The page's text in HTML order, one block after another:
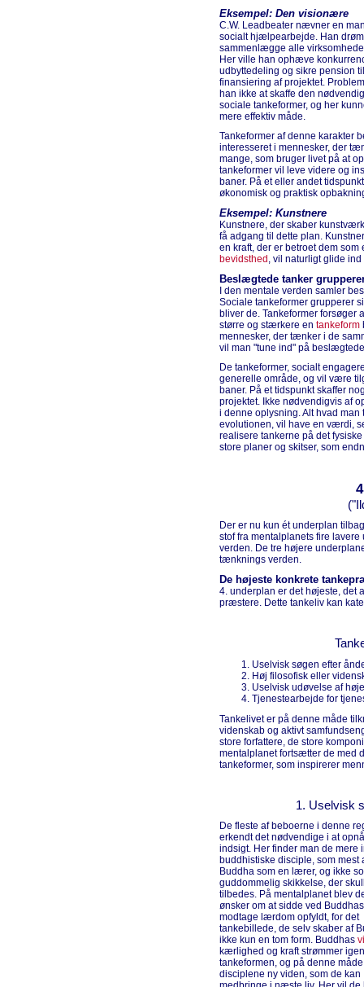
Eksempel: Den visionære
C.W. Leadbeater nævner en
socialt hjælpearbejde. Han
sammenlægge alle
Her ville han ophæve
udbyttedeling og sikre pension
finansiering af projektet.
han ikke at skaffe den
sociale tankeformer, og her
mere effektiv måde.
Tankeformer af denne karakter
interesseret i mennesker, der
mange, som bruger livet på at
tankeformer vil leve videre og
baner. På et eller andet
økonomisk og praktisk
Eksempel: Kunstnere
Kunstnere, der skaber
få adgang til dette plan.
en kraft, der er betroet dem
bevidsthed , vil naturligt glide
Beslægtede tanker
I den mentale verden samler
Sociale tankeformer grupperer
bliver de. Tankeformer forsøger
større og stærkere en tankeform
mennesker, der tænker i de
vil man "tune ind" på
De tankeformer, socialt
generelle område, og vil være
baner. På et tidspunkt skaffer
projektet. Ikke nødvendigvis af
i denne oplysning. Alt hvad
evolutionen, vil have en værdi,
realisere tankerne på det
store planer og skitser, som
Der er nu kun ét underplan
stof fra mentalplanets fire
verden. De tre højere
tænknings verden.
De højeste konkrete
4. underplan er det højeste, det
præstere. Dette tankeliv kan
Uselvisk søgen efter
Høj filosofisk eller
Uselvisk udøvelse af
Tjenestearbejde for
Tankelivet er på denne måde
videnskab og aktivt
store forfattere, de store
mentalplanet fortsætter de med
tankeformer, som inspirerer
1. Uselvisk
De fleste af beboerne i denne
erkendt det nødvendige i at
indsigt. Her finder man de mere
buddhistiske disciple, som mest
Buddha som en lærer, og ikke
guddommelig skikkelse, der
tilbedes. På mentalplanet blev
ønsker om at sidde ved
modtage lærdom opfyldt, for det
tankebillede, de selv skaber af
ikke kun en tom form. Buddhas
kærlighed og kraft strømmer
tankeformen, og på denne
disciplene ny viden, som de kan